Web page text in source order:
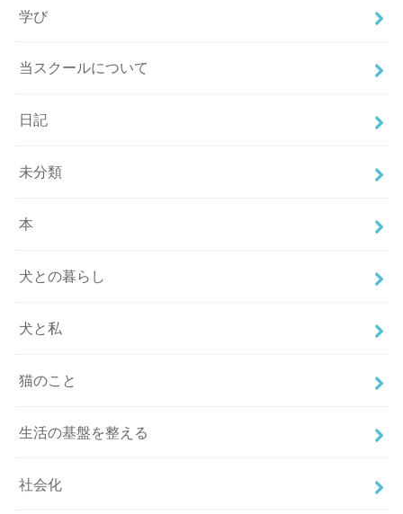
学び
当スクールについて
日記
未分類
本
犬との暮らし
犬と私
猫のこと
生活の基盤を整える
社会化